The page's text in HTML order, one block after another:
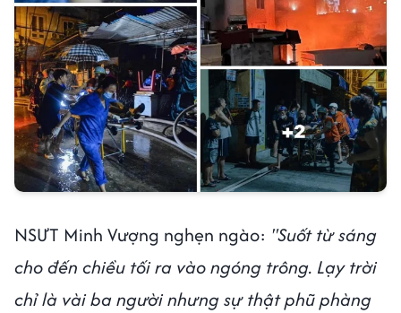
NSƯT Minh Vượng nghẹn ngào: "Suốt từ sáng
cho đến chiều tối ra vào ngóng trông. Lạy trời
chỉ là vài ba người nhưng sự thật phũ phàng